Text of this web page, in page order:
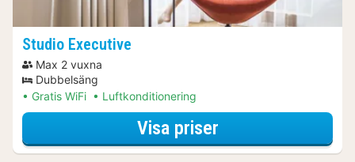
Studio Executive
Max 2 vuxna
Dubbelsäng
Gratis WiFi
Luftkonditionering
Visa priserför Båtturer &